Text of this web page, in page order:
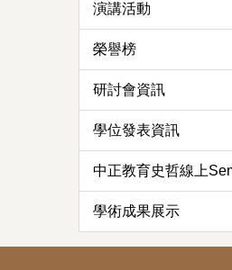
演講活動
榮譽榜
研討會資訊
學位發表資訊
中正教育史哲線上
學術成果展示